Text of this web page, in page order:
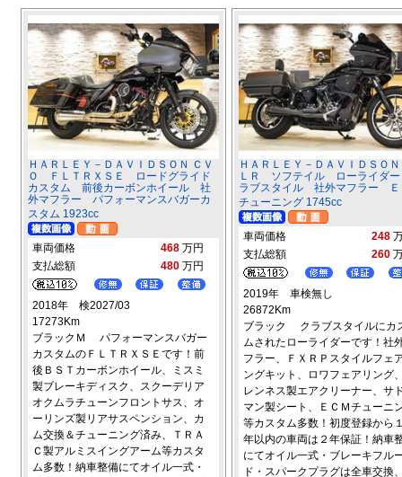
ＨＡＲＬＥＹ－ＤＡＶＩＤＳＯＮ ＣＶ
Ｏ ＦＬＴＲＸＳＥ ロードグライド
カスタム 前後カーボンホイール 社
外マフラー パフォーマンスバガーカ
スタム 1923cc
車両価格 468 万円
支払総額
480 万円
2018年 検2027/03
17273Km
ブラックＭ パフォーマンスバガー
カスタムのＦＬＴＲＸＳＥです！前
後ＢＳＴカーボンホイール、ミスミ
製ブレーキディスク、スクーデリア
オクムラチューンフロントサス、オ
ーリンズ製リアサスペンション、カ
ム交換＆チューニング済み、ＴＲＡ
Ｃ製アルミスイングアーム等カスタ
ム多数！納車整備にてオイル一式・
ＨＡＲＬＥＹ－ＤＡＶＩＤＳＯ
ＬＲ ソフテイル ローライダ
ラブスタイル 社外マフラー Ｅ
チューニング 1745cc
車両価格 248
支払総額
260
2019年 車検無し
26872Km
ブラック クラブスタイルにカ
ムされたローライダーです！社
フラー、ＦＸＲＰスタイルフェ
ングキット、ロワフェアリング
レンネス製エアクリーナー、サ
マン製シート、ＥＣＭチューニ
等カスタム多数！初度登録から
年以内の車両は２年保証！納車
にてオイル一式・ブレーキフル
ド・スパークプラグは全車交換